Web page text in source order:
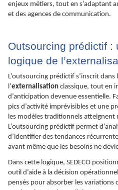
enjeux métiers, tout en s’adaptant
et des agences de communication.
Outsourcing prédictif :
logique de
L’outsourcing prédictif s’inscrit
l’externalisation classique, tout en
d’anticipation devenue essentielle.
pics d’activité imprévisibles et une
les modèles traditionnels atteignent
L’outsourcing prédictif permet
d’identifier des tendances
avant même que les besoins ne
Dans cette logique, SEDECO
outil d’aide à la décision
pensés pour absorber les variations